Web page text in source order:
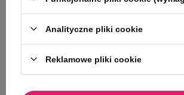
Analityczne pliki cookie
Reklamowe pliki cookie